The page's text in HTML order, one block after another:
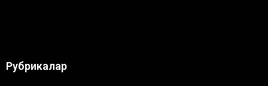
Рубрикалар